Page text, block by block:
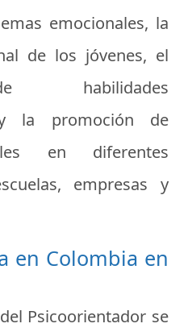
emocionales, la
de los jóvenes, el
habilidades
y la promoción de
en diferentes
empresas y
en Colombia en
Psicoorientador se